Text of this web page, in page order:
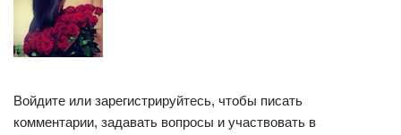
Войдите или зарегистрируйтесь, чтобы писать
комментарии, задавать вопросы и участвовать в